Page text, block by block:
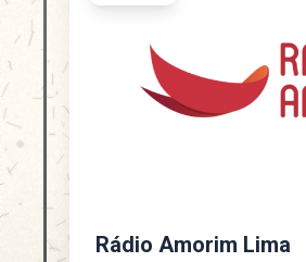
Rádio Amorim Lima